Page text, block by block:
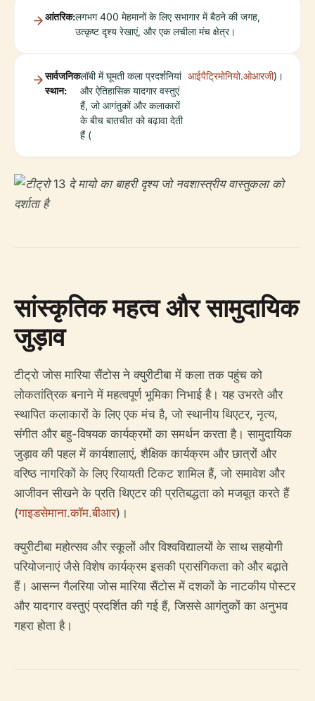
आंतरिक:लगभग 400 मेहमानों के लिए सभागार में बैठने की जगह,
उत्कृष्ट दृश्य रेखाएं, और एक लचीला मंच क्षेत्र।
सार्वजनिक
स्थान:
लॉबी में घूमती कला प्रदर्शनियां
और ऐतिहासिक यादगार वस्तुएं
हैं, जो आगंतुकों और कलाकारों
के बीच बातचीत को बढ़ावा देती
हैं (
आईपैट्रिमोनियो.ओआरजी)।
सांस्कृतिक महत्व और सामुदायिक
जुड़ाव
टीट्रो जोस मारिया सैंटोस ने क्युरीटीबा में कला तक पहुंच को
लोकतांत्रिक बनाने में महत्वपूर्ण भूमिका निभाई है। यह उभरते और
स्थापित कलाकारों के लिए एक मंच है, जो स्थानीय थिएटर, नृत्य,
संगीत और बहु-विषयक कार्यक्रमों का समर्थन करता है। सामुदायिक
जुड़ाव की पहल में कार्यशालाएं, शैक्षिक कार्यक्रम और छात्रों और
वरिष्ठ नागरिकों के लिए रियायती टिकट शामिल हैं, जो समावेश और
आजीवन सीखने के प्रति थिएटर की प्रतिबद्धता को मजबूत करते हैं
(गाइडसेमाना.कॉम.बीआर)।
क्युरीटीबा महोत्सव और स्कूलों और विश्वविद्यालयों के साथ सहयोगी
परियोजनाएं जैसे विशेष कार्यक्रम इसकी प्रासंगिकता को और बढ़ाते
हैं। आसन्न गैलरिया जोस मारिया सैंटोस में दशकों के नाटकीय पोस्टर
और यादगार वस्तुएं प्रदर्शित की गई हैं, जिससे आगंतुकों का अनुभव
गहरा होता है।